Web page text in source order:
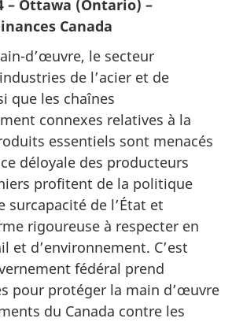
– Ottawa (Ontario) –
Canada
d’œuvre, le secteur
de l’acier et de
que les chaînes
connexes relatives à la
essentiels sont menacés
déloyale des producteurs
profitent de la politique
de l’État et
rigoureuse à respecter en
et d’environnement. C’est
fédéral prend
pour protéger la main d’œuvre
du Canada contre les